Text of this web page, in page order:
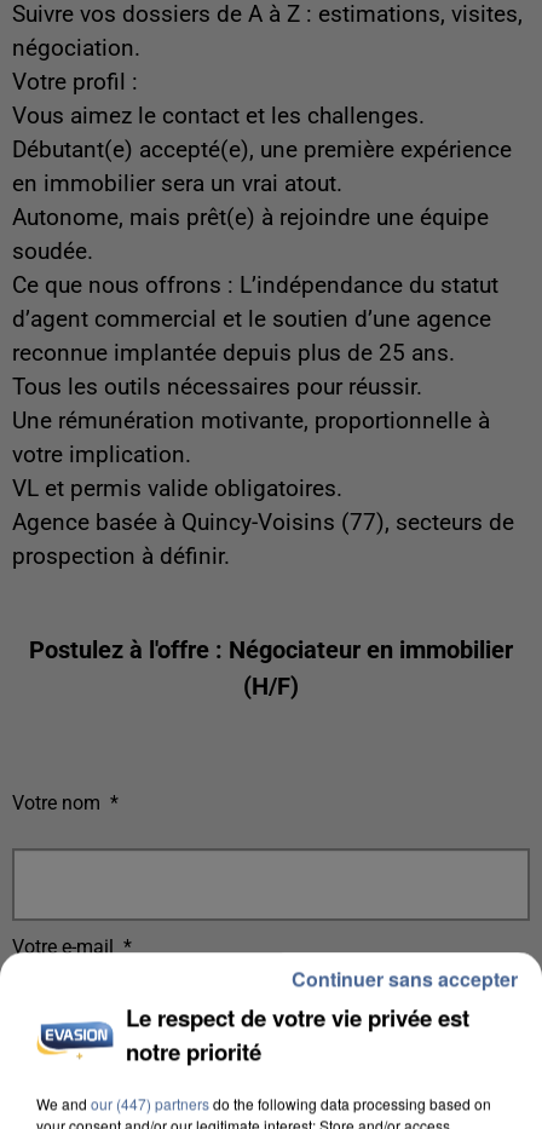
Suivre vos dossiers de A à Z : estimations, visites,
négociation.
Votre profil :
Vous aimez le contact et les challenges.
Débutant(e) accepté(e), une première expérience
en immobilier sera un vrai atout.
Autonome, mais prêt(e) à rejoindre une équipe
soudée.
Ce que nous offrons : L’indépendance du statut
d’agent commercial et le soutien d’une agence
reconnue implantée depuis plus de 25 ans.
Tous les outils nécessaires pour réussir.
Une rémunération motivante, proportionnelle à
votre implication.
VL et permis valide obligatoires.
Agence basée à Quincy-Voisins (77), secteurs de
prospection à définir.
Postulez à l'offre : Négociateur en immobilier
(H/F)
Votre nom *
Votre e-mail*
Le respect de votre vie privée est
notre priorité
We and our (447) partnersdo the following data processing based on
your consent and/or our legitimate interest: Store and/or access
Continuer sans accepter